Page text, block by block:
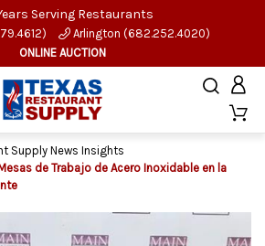
Serving Restaurants
Arlington (682.252.4020)
ONLINE AUCTION
Supply News Insights
de Trabajo de Acero Inoxidable en la